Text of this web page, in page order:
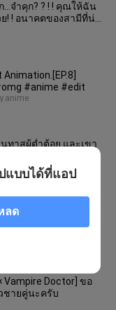
จำคุก? ? ! ! คุณให้ฉัน
! ! อนาคตของสามีที่น่า
ยคุกคาม
#anime #edit
ทาสผู้ต่ำต้อย และเขา
[EP.2]
Vampire Doctor] ขอ
ชายคู่นะครับ
แบบได้ที่แอป
ลด